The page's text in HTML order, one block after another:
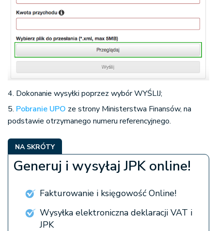
4. Dokonanie wysyłki poprzez wybór WYŚLIJ;
5. Pobranie UPO ze strony Ministerstwa Finansów, na
podstawie otrzymanego numeru referencyjnego.
NA SKRÓTY
Generuj i wysyłaj JPK online!
Fakturowanie i księgowość Online!
Wysyłka elektroniczna deklaracji VAT i
JPK